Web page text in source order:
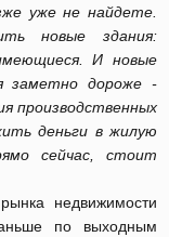
уже не найдете.
новые здания:
И новые
заметно дороже -
производственных
деньги в жилую
сейчас, стоит
недвижимости
по выходным